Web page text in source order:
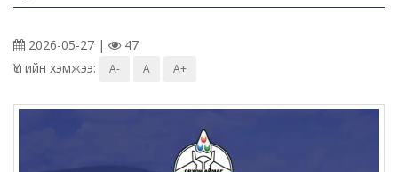
2026-05-27 |
47
Үсгийн хэмжээ:
A- A A+